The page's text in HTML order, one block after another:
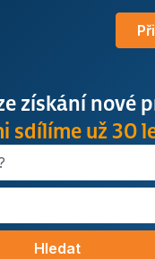
získání nové
sdílíme už 30
Hledat